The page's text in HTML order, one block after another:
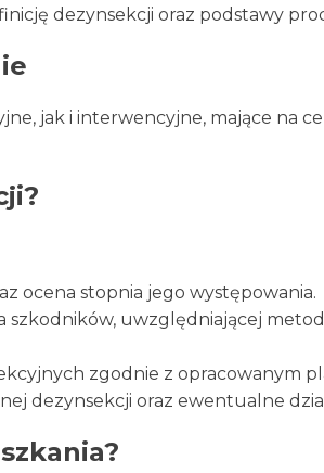
dezynsekcji oraz podstawy
jak i interwencyjne, mające na
ocena stopnia jego występowania.
szkodników, uwzględniającej
zgodnie z opracowanym
dezynsekcji oraz ewentualne